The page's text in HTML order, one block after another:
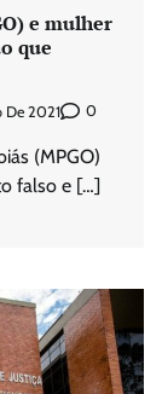
e mulher
que
De 2021 0
(MPGO)
falso e […]